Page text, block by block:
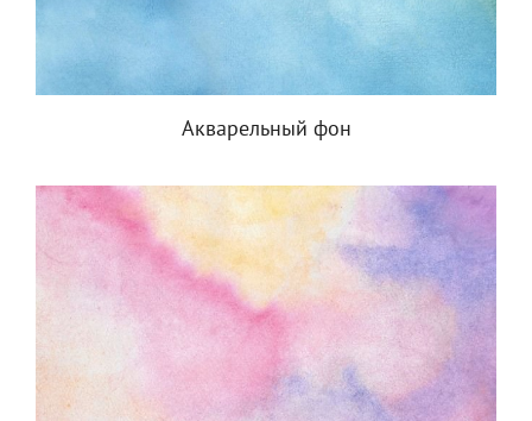
Акварельный фон